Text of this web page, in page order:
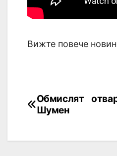
Вижте повече
Обмислят
Шумен